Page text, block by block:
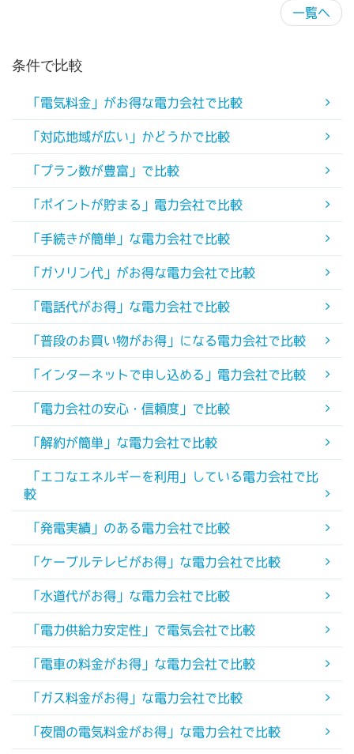
一覧へ
条件で比較
「電気料金」がお得な電力会社で比較
「対応地域が広い」かどうかで比較
「プラン数が豊富」で比較
「ポイントが貯まる」電力会社で比較
「手続きが簡単」な電力会社で比較
「ガソリン代」がお得な電力会社で比較
「電話代がお得」な電力会社で比較
「普段のお買い物がお得」になる電力会社で比較
「インターネットで申し込める」電力会社で比較
「電力会社の安心・信頼度」で比較
「解約が簡単」な電力会社で比較
「エコなエネルギーを利用」している電力会社で比
較
「発電実績」のある電力会社で比較
「ケーブルテレビがお得」な電力会社で比較
「水道代がお得」な電力会社で比較
「電力供給力安定性」で電気会社で比較
「電車の料金がお得」な電力会社で比較
「ガス料金がお得」な電力会社で比較
「夜間の電気料金がお得」な電力会社で比較